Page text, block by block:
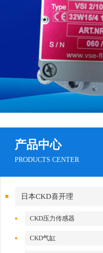
产品中心
PRODUCTS CENTER
日本CKD喜开理
CKD压力传感器
CKD气缸